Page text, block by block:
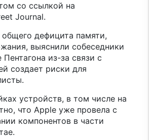
со ссылкой на
Journal.
дефицита памяти,
выяснили собеседники
из-за связи с
создает риски для
устройств, в том числе на
что Apple уже провела с
компонентов в части